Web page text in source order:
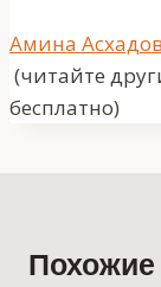
Метки
записи:
Амина
(читайте
бесплатно)
Похожие